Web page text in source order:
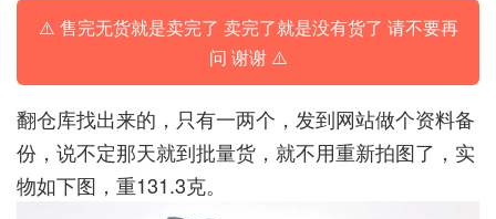
⚠️ 售完无货就是卖完了 卖完了就是没有货了 请不要再
问 谢谢 ⚠️
翻仓库找出来的，只有一两个，发到网站做个资料备
份，说不定那天就到批量货，就不用重新拍图了，实
物如下图，重131.3克。